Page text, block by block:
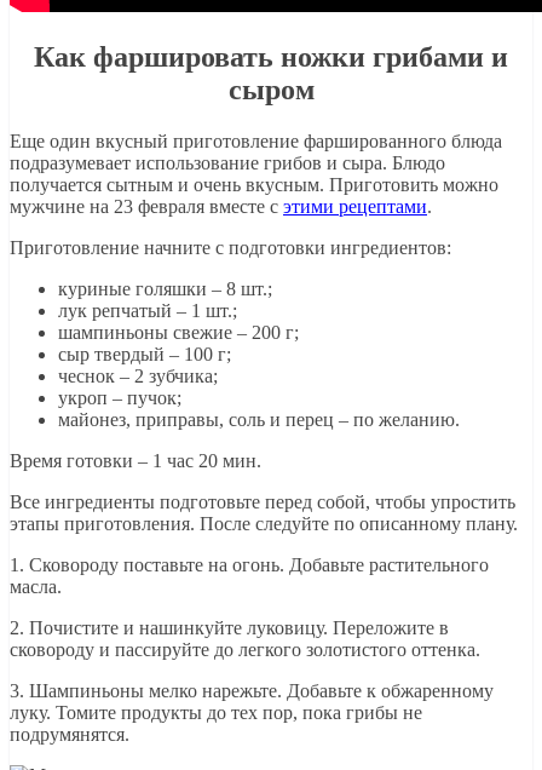
Как фаршировать ножки грибами и
сыром
Еще один вкусный приготовление фаршированного блюда
подразумевает использование грибов и сыра. Блюдо
получается сытным и очень вкусным. Приготовить можно
мужчине на 23 февраля вместе с этими рецептами.
Приготовление начните с подготовки ингредиентов:
куриные голяшки – 8 шт.;
лук репчатый – 1 шт.;
шампиньоны свежие – 200 г;
сыр твердый – 100 г;
чеснок – 2 зубчика;
укроп – пучок;
майонез, приправы, соль и перец – по желанию.
Время готовки – 1 час 20 мин.
Все ингредиенты подготовьте перед собой, чтобы упростить
этапы приготовления. После следуйте по описанному плану.
1. Сковороду поставьте на огонь. Добавьте растительного
масла.
2. Почистите и нашинкуйте луковицу. Переложите в
сковороду и пассируйте до легкого золотистого оттенка.
3. Шампиньоны мелко нарежьте. Добавьте к обжаренному
луку. Томите продукты до тех пор, пока грибы не
подрумянятся.